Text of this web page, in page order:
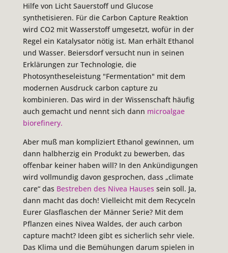
Hilfe von Licht Sauerstoff und Glucose
synthetisieren. Für die Carbon Capture Reaktion
wird CO2 mit Wasserstoff umgesetzt, wofür in der
Regel ein Katalysator nötig ist. Man erhält Ethanol
und Wasser. Beiersdorf versucht nun in seinen
Erklärungen zur Technologie, die
Photosyntheseleistung "Fermentation" mit dem
modernen Ausdruck carbon capture zu
kombinieren. Das wird in der Wissenschaft häufig
auch gemacht und nennt sich dann microalgae
biorefinery.
Aber muß man kompliziert Ethanol gewinnen, um
dann halbherzig ein Produkt zu bewerben, das
offenbar keiner haben will? In den Ankündigungen
wird vollmundig davon gesprochen, dass „climate
care“ das Bestreben des Nivea Hauses sein soll. Ja,
dann macht das doch! Vielleicht mit dem Recyceln
Eurer Glasflaschen der Männer Serie? Mit dem
Pflanzen eines Nivea Waldes, der auch carbon
capture macht? Ideen gibt es sicherlich sehr viele.
Das Klima und die Bemühungen darum spielen in